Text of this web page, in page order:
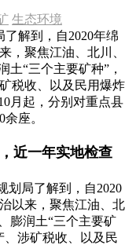
生态环境
解到，自2020年绵
，聚焦江油、北川、
土“三个主要矿种”，
税收、以及民用爆炸
月起，分别对重点县
座。
近一年实地检查
局了解到，自2020
以来，聚焦江油、北
膨润土“三个主要矿
涉矿税收、以及民